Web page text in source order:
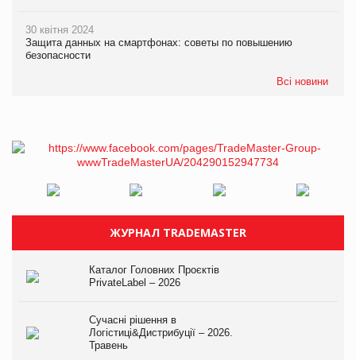
30 квітня 2024
Защита данных на смартфонах: советы по повышению
безопасности
Всі новини
ЖУРНАЛ TRADEMASTER
Каталог Головних Проєктів
PrivateLabel – 2026
Сучасні рішення в
Логістиці&Дистрибуції – 2026.
Травень